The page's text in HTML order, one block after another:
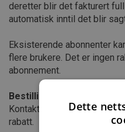
deretter blir det fakturert
automatisk inntil det blir
Eksisterende abonnenter
flere brukere. Det er ingen
abonnement.
Bestilling av abonnement
Kontakt din kursholder for
rabatt.
Dette